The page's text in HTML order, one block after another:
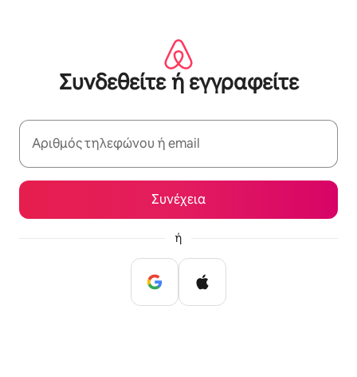
Συνδεθείτε ή εγγραφείτε
Αριθμός τηλεφώνου ή email
Συνέχεια
ή